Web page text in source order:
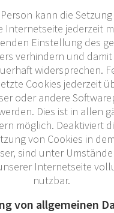
kann die
Internetseite jederzeit
Einstellung des
verhindern und
widersprechen.
Cookies jederzeit
oder andere
Dies ist in allen
möglich. Deaktiviert
von Cookies in
sind unter
Internetseite
nutzbar.
von allgemeinen